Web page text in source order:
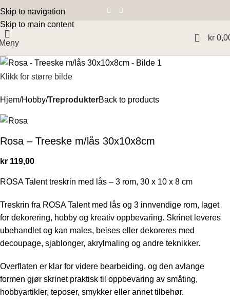
Skip to navigation
Skip to main content
0 kr
Klikk for større bilde
Hjem Hobby TreprodukterBack to products
Rosa – Treeske m/lås 30x10x8cm
kr 119,00
ROSA Talent treskrin med lås – 3 rom, 30 x 10 x 8 cm
Treskrin fra ROSA Talent med lås og 3 innvendige rom, laget
for dekorering, hobby og kreativ oppbevaring. Skrinet leveres
ubehandlet og kan males, beises eller dekoreres med
decoupage, sjablonger, akrylmaling og andre teknikker.
Overflaten er klar for videre bearbeiding, og den avlange
formen gjør skrinet praktisk til oppbevaring av småting,
hobbyartikler, teposer, smykker eller annet tilbehør.